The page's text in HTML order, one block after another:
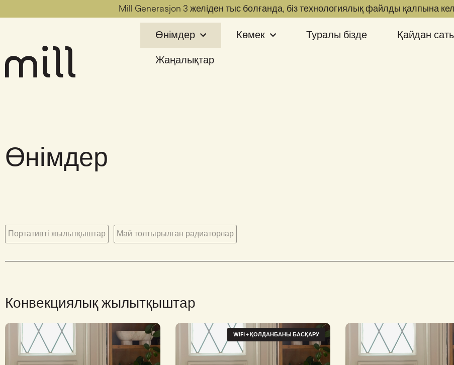
Mill Generasjon 3 желіден тыс болғанда, біз технологиялық файлды қалпына
Өнімдер Көмек Туралы бізде Қайдан
Жаңалықтар
Өнімдер
Портативті жылытқыштар Май толтырылған радиаторлар
Конвекциялық жылытқыштар
WIFI + ҚОЛДАНБАНЫ БАСҚАРУ